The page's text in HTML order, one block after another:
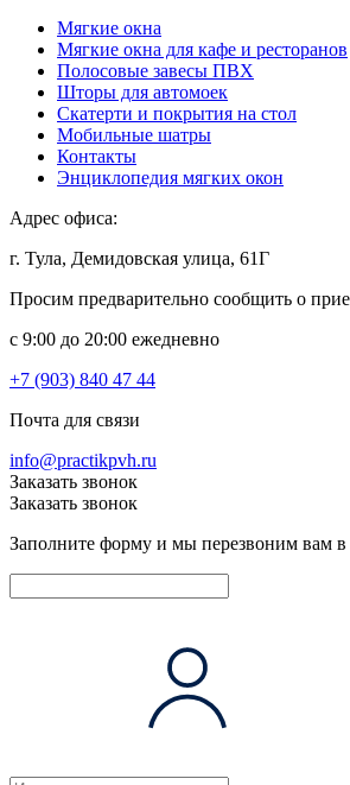
Мягкие окна
Мягкие окна для кафе и ресторанов
Полосовые завесы ПВХ
Шторы для автомоек
Скатерти и покрытия на стол
Мобильные шатры
Контакты
Энциклопедия мягких окон
Адрес офиса:
г. Тула, Демидовская улица, 61Г
Просим предварительно сообщить о
c 9:00 до 20:00 ежедневно
+7 (903) 840 47 44
Почта для связи
info@practikpvh.ru
Заказать звонок
Заказать звонок
Заполните форму и мы перезвоним вам в